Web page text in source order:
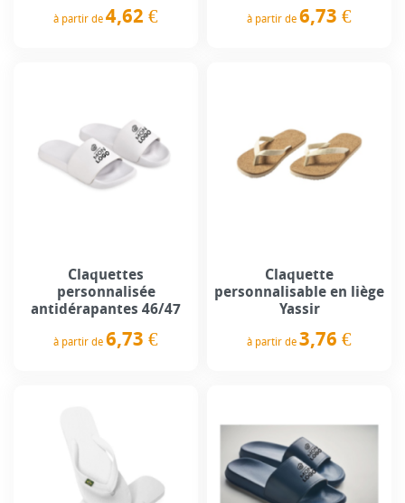
à partir de 4,62 € à partir de 6,73 €
Claquettes
personnalisée
antidérapantes 46/47
à partir de 6,73 €
Claquette
personnalisable en liège
Yassir
à partir de 3,76 €